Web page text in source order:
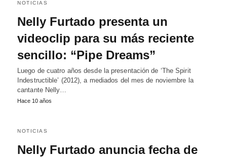
NOTICIAS
Nelly Furtado presenta un
videoclip para su más reciente
sencillo: “Pipe Dreams”
Luego de cuatro años desde la presentación de ‘The Spirit
Indestructible’ (2012), a mediados del mes de noviembre la
cantante Nelly…
Hace 10 años
NOTICIAS
Nelly Furtado anuncia fecha de